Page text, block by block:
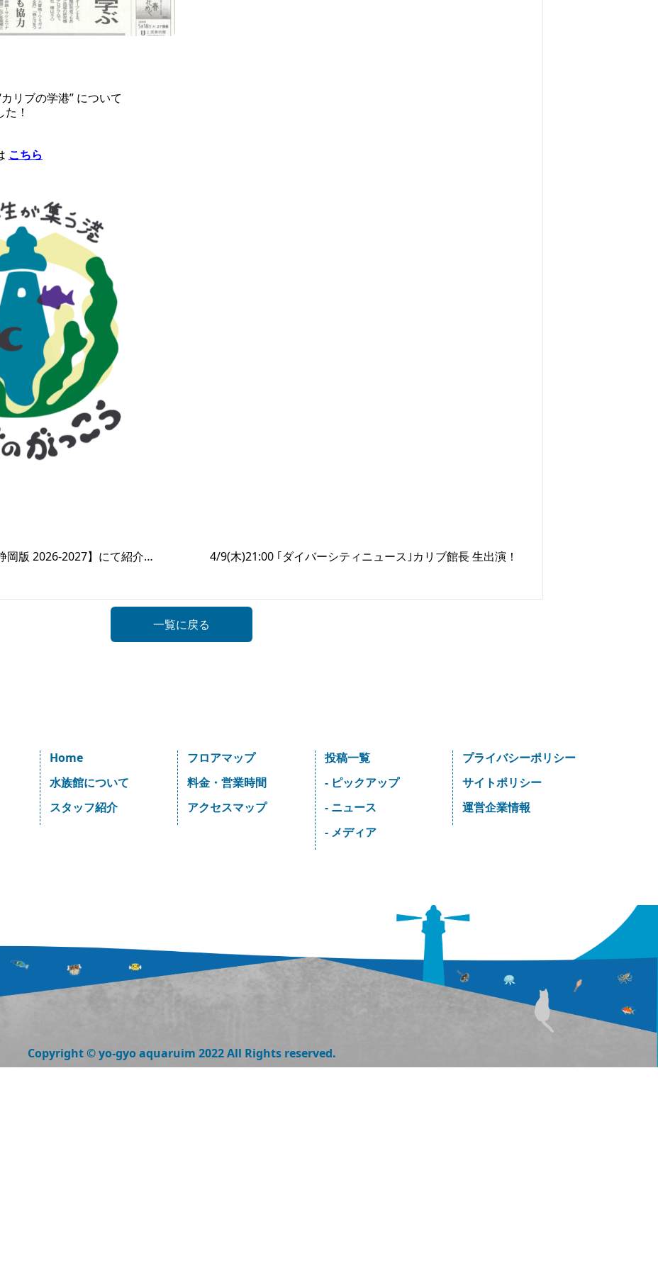
リブの学港” について
！
こちら
単行本【日帰りドライブぴあ 静岡版 2026-2027】にて紹介されました！
4/9(木)21:00 ｢ダイバーシティニュース｣カリブ館長 生出演！
一覧に戻る
Home
水族館について
スタッフ紹介
フロアマップ
料金・営業時間
アクセスマップ
投稿一覧
- ピックアップ
- ニュース
- メディア
プライバシーポリシー
サイトポリシー
運営企業情報
Copyright © yo-gyo aquaruim 2022 All Rights reserved.